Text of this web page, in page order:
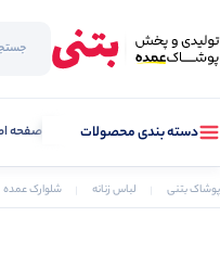
دسته بندی محصولات صفحه
پوشاک بتنی لباس زنانه شلوارک عمده